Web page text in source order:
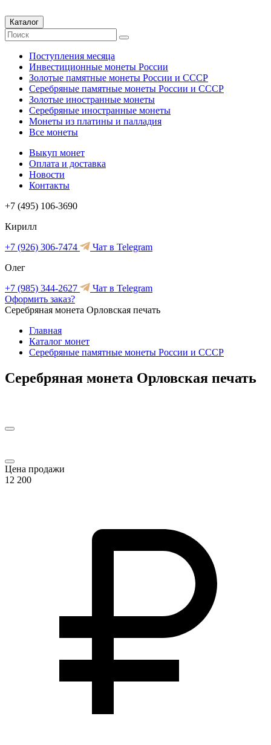
Каталог
Поступления месяца
Инвестиционные монеты России
Золотые памятные монеты России и СССР
Серебряные памятные монеты России и СССР
Золотые иностранные монеты
Серебряные иностранные монеты
Монеты из платины и палладия
Все монеты
Выкуп монет
Оплата и доставка
Новости
Контакты
+7 (495) 106-3690
Кирилл
+7 (926) 306-7474
Чат в Telegram
Олег
+7 (985) 344-2627
Чат в Telegram
Оформить заказ?
Серебряная монета Орловская печать
Главная
Каталог монет
Серебряные памятные монеты России и СССР
Серебряная монета Орловская печать
Цена продажи
12 200